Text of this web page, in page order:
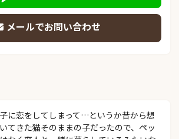
メールでお問い合わせ
に恋をしてしまって…というか昔から想
てきた猫そのままの子だったので、ペッ